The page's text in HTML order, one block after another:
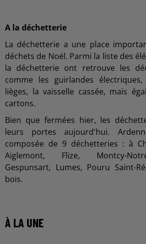
A la déchetterie
La déchetterie a une place
déchets de Noël. Parmi la liste des
la déchetterie ont retrouve les
comme les guirlandes
lièges, la vaisselle cassée, mais
cartons.
Bien que fermées hier, les
leurs portes aujourd'hui.
composée de 9 déchetteries : à
Aiglemont, Flize, Montcy-
Gespunsart, Lumes, Pouru Saint-
bois.
À LA UNE